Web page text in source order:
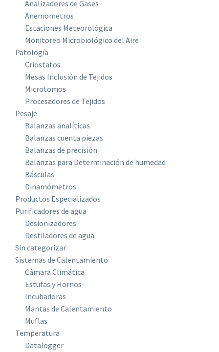
Analizadores de Gases
Anemometros
Estaciones Meteorológica
Monitoreo Microbiológico del Aire
Patología
Criostatos
Mesas Inclusión de Tejidos
Microtomos
Procesadores de Tejidos
Pesaje
Balanzas analíticas
Balanzas cuenta piezas
Balanzas de precisión
Balanzas para Determinación de humedad
Básculas
Dinamómetros
Productos Especializados
Purificadores de agua
Desionizadores
Destiladores de agua
Sin categorizar
Sistemas de Calentamiento
Cámara Climática
Estufas y Hornos
Incubadoras
Mantas de Calentamiento
Muflas
Temperatura
Datalogger